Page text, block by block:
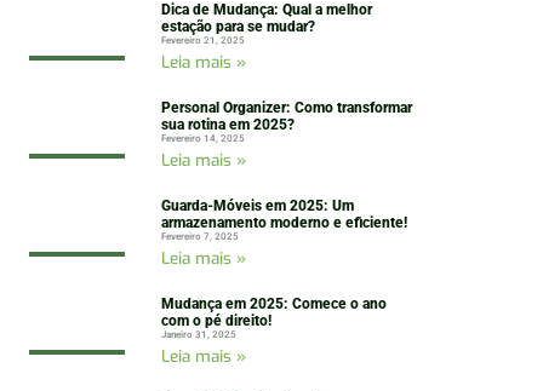
Dica de Mudança: Qual a melhor
estação para se mudar?
Fevereiro 21, 2025
Leia mais »
Personal Organizer: Como transformar
sua rotina em 2025?
Fevereiro 14, 2025
Leia mais »
Guarda-Móveis em 2025: Um
armazenamento moderno e eficiente!
Fevereiro 7, 2025
Leia mais »
Mudança em 2025: Comece o ano
com o pé direito!
Janeiro 31, 2025
Leia mais »